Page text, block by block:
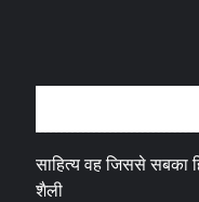
साहित्य वह जिससे सबका
शैली